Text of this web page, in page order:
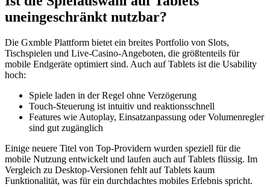
uneingeschränkt nutzbar?
Die Gxmble Plattform bietet ein breites Portfolio von Slots,
Tischspielen und Live-Casino-Angeboten, die größtenteils für
mobile Endgeräte optimiert sind. Auch auf Tablets ist die Usability
hoch:
Spiele laden in der Regel ohne Verzögerung
Touch-Steuerung ist intuitiv und reaktionsschnell
Features wie Autoplay, Einsatzanpassung oder Volumenregler
sind gut zugänglich
Einige neuere Titel von Top-Providern wurden speziell für die
mobile Nutzung entwickelt und laufen auch auf Tablets flüssig. Im
Vergleich zu Desktop-Versionen fehlt auf Tablets kaum
Funktionalität, was für ein durchdachtes mobiles Erlebnis spricht.